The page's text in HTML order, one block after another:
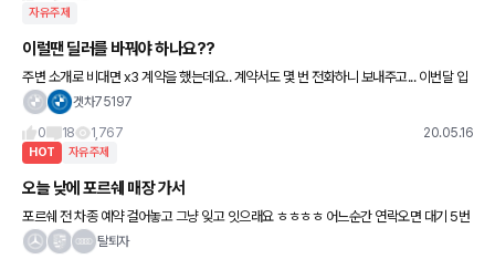
자유주제
이럴땐 딜러를 바꿔야 하나요??
주변 소개로 비대면 x3 계약을 했는데요.. 계약서도 몇 번 전화하니 보내주고... 이번달 입
항에는 차가 부족하니 기다려 달라고만 하고... 오늘 오전에 답답해서 차량 대기 순번 물어
겟차75197
0
18 1,767 20.05.16
HOT 자유주제
오늘 낮에 포르쉐 매장 가서
포르쉐 전 차종 예약 걸어놓고 그냥 잊고 잇으래요 ㅎㅎㅎㅎ 어느순간 연락오면 대기 5번
됫다고 연락준다네요 ㅋㅋㅋㅋㅋ
탈퇴자